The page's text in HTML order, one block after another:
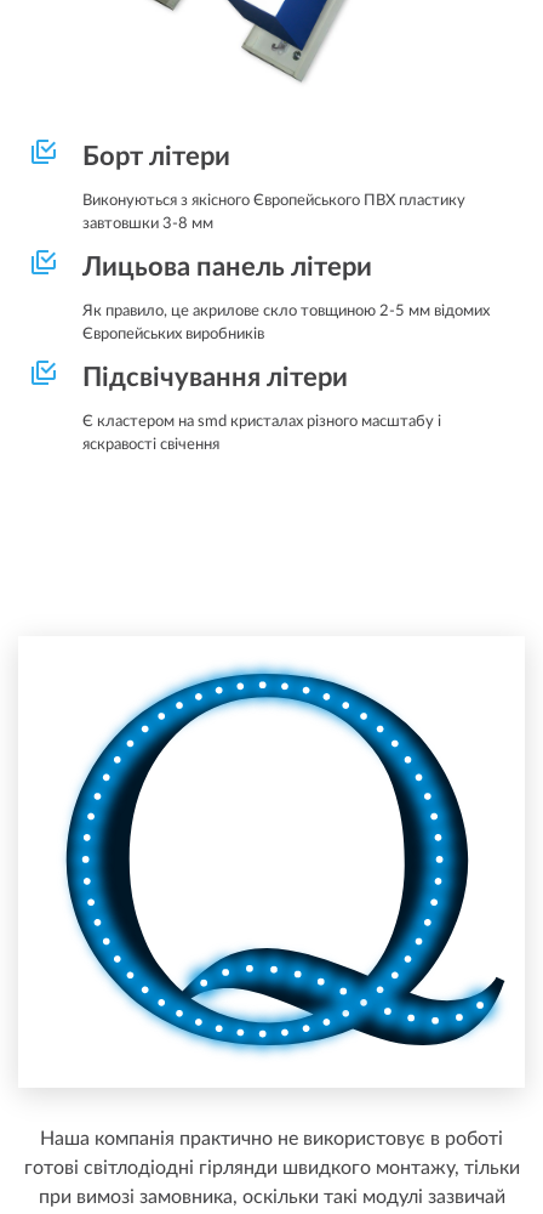
Борт літери
Виконуються з якісного Європейського ПВХ пластику
завтовшки 3-8 мм
Лицьова панель літери
Як правило, це акрилове скло товщиною 2-5 мм відомих
Європейських виробників
Підсвічування літери
Є кластером на smd кристалах різного масштабу і
яскравості свічення
Наша компанія практично не використовує в роботі
готові світлодіодні гірлянди швидкого монтажу, тільки
при вимозі замовника, оскільки такі модулі зазвичай